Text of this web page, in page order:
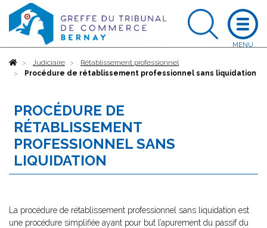
AccueilJudiciaire
Rétablissement professionnel
Procédure de rétablissement professionnel sans liquidation
PROCÉDURE DE
RÉTABLISSEMENT
PROFESSIONNEL SANS
LIQUIDATION
La procédure de rétablissement professionnel sans liquidation est
une procédure simplifiée ayant pour but l’apurement du passif du